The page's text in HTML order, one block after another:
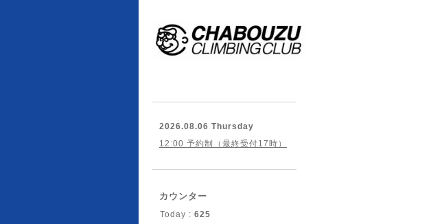
2026.08.06 Thursday
12:00 予約制（最終受付17時）
カウンター
Today : 625